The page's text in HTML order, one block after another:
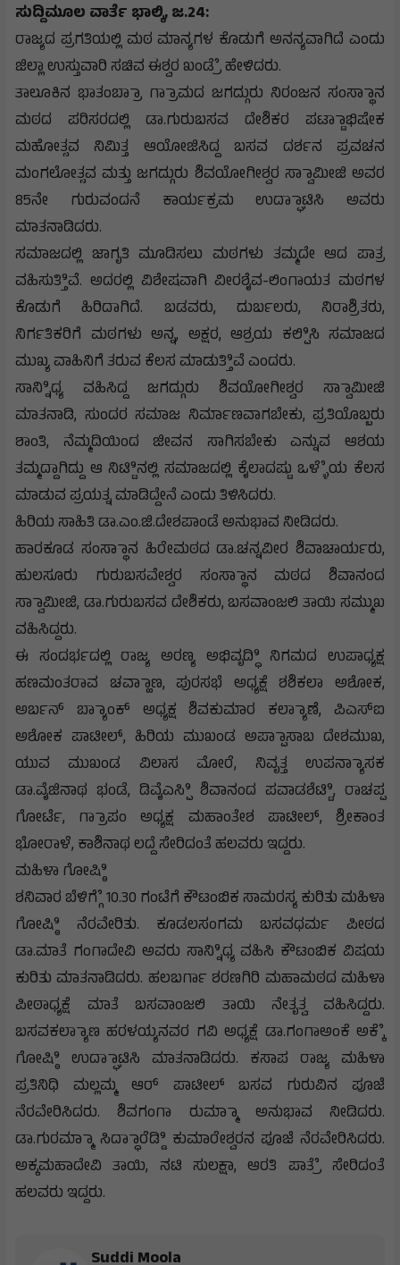
ಸುದ್ದಿಮೂಲ ವಾರ್ತೆ ಭಾಲ್ಕಿ, ಜ.24:
ರಾಜ್ಯದ ಪ್ರಗತಿಯಲ್ಲಿ ಮಠ ಮಾನ್ಯಗಳ ಕೊಡುಗೆ ಅನನ್ಯವಾಗಿದೆ ಎಂದು
ಜಿಲ್ಲಾ ಉಸ್ತುವಾರಿ ಸಚಿವ ಈಶ್ವರ ಖಂಡ್ರೆೆ ಹೇಳಿದರು.
ತಾಲೂಕಿನ ಭಾತಂಬ್ರಾಾ ಗ್ರಾಾಮದ ಜಗದ್ಗುರು ನಿರಂಜನ ಸಂಸ್ಥಾಾನ
ಮಠದ ಪರಿಸರದಲ್ಲಿ ಡಾ.ಗುರುಬಸವ ದೇಶಿಕರ ಪಟ್ಟಾಾಭಿಷೇಕ
ಮಹೋತ್ಸವ ನಿಮಿತ್ತ ಆಯೋಜಿಸಿದ್ದ ಬಸವ ದರ್ಶನ ಪ್ರವಚನ
ಮಂಗಲೋತ್ಸವ ಮತ್ತು ಜಗದ್ಗುರು ಶಿವಯೋಗೀಶ್ವರ ಸ್ವಾಾಮೀಜಿ ಅವರ
85ನೇ ಗುರುವಂದನೆ ಕಾರ್ಯಕ್ರಮ ಉದ್ಘಾಾಟಿಸಿ ಅವರು
ಮಾತನಾಡಿದರು.
ಸಮಾಜದಲ್ಲಿ ಜಾಗೃತಿ ಮೂಡಿಸಲು ಮಠಗಳು ತಮ್ಮದೇ ಆದ ಪಾತ್ರ
ವಹಿಸುತ್ತಿಿವೆ. ಅದರಲ್ಲಿ ವಿಶೇಷವಾಗಿ ವೀರಶೈವ-ಲಿಂಗಾಯತ ಮಠಗಳ
ಕೊಡುಗೆ ಹಿರಿದಾಗಿದೆ. ಬಡವರು, ದುರ್ಬಲರು, ನಿರಾಶ್ರಿತರು,
ನಿರ್ಗತಿಕರಿಗೆ ಮಠಗಳು ಅನ್ನ, ಅಕ್ಷರ, ಆಶ್ರಯ ಕಲ್ಪಿಿಸಿ ಸಮಾಜದ
ಮುಖ್ಯ ವಾಹಿನಿಗೆ ತರುವ ಕೆಲಸ ಮಾಡುತ್ತಿಿವೆ ಎಂದರು.
ಸಾನ್ನಿಿಧ್ಯ ವಹಿಸಿದ್ದ ಜಗದ್ಗುರು ಶಿವಯೋಗೀಶ್ವರ ಸ್ವಾಾಮೀಜಿ
ಮಾತನಾಡಿ, ಸುಂದರ ಸಮಾಜ ನಿರ್ಮಾಣವಾಗಬೇಕು, ಪ್ರತಿಯೊಬ್ಬರು
ಶಾಂತಿ, ನೆಮ್ಮದಿಯಿಂದ ಜೀವನ ಸಾಗಿಸಬೇಕು ಎನ್ನುವ ಆಶಯ
ತಮ್ಮದ್ದಾಗಿದ್ದು ಆ ನಿಟ್ಟಿಿನಲ್ಲಿ ಸಮಾಜದಲ್ಲಿ ಕೈಲಾದಷ್ಟು ಒಳ್ಳೆೆಯ ಕೆಲಸ
ಮಾಡುವ ಪ್ರಯತ್ನ ಮಾಡಿದ್ದೇನೆ ಎಂದು ತಿಳಿಸಿದರು.
ಹಿರಿಯ ಸಾಹಿತಿ ಡಾ.ಎಂ.ಜಿ.ದೇಶಪಾಂಡೆ ಅನುಭಾವ ನೀಡಿದರು.
ಹಾರಕೂಡ ಸಂಸ್ಥಾಾನ ಹಿರೇಮಠದ ಡಾ.ಚನ್ನವೀರ ಶಿವಾಚಾರ್ಯರು,
ಹುಲಸೂರು ಗುರುಬಸವೇಶ್ವರ ಸಂಸ್ಥಾಾನ ಮಠದ ಶಿವಾನಂದ
ಸ್ವಾಾಮೀಜಿ, ಡಾ.ಗುರುಬಸವ ದೇಶಿಕರು, ಬಸವಾಂಜಲಿ ತಾಯಿ ಸಮ್ಮುಖ
ವಹಿಸಿದ್ದರು.
ಈ ಸಂದರ್ಭದಲ್ಲಿ ರಾಜ್ಯ ಅರಣ್ಯ ಅಭಿವೃದ್ಧಿಿ ನಿಗಮದ ಉಪಾಧ್ಯಕ್ಷ
ಹಣಮಂತರಾವ ಚವ್ಹಾಾಣ, ಪುರಸಭೆ ಅಧ್ಯಕ್ಷೆ ಶಶಿಕಲಾ ಅಶೋಕ,
ಅರ್ಬನ್ ಬ್ಯಾಾಂಕ್ ಅಧ್ಯಕ್ಷ ಶಿವಕುಮಾರ ಕಲ್ಯಾಾಣೆ, ಪಿಎಸ್‌ಐ
ಅಶೋಕ ಪಾಟೀಲ್, ಹಿರಿಯ ಮುಖಂಡ ಅಪ್ಪಾಾಸಾಬ ದೇಶಮುಖ,
ಯುವ ಮುಖಂಡ ವಿಲಾಸ ಮೋರೆ, ನಿವೃತ್ತ ಉಪನ್ಯಾಾಸಕ
ಡಾ.ವೈಜಿನಾಥ ಭಂಡೆ, ಡಿವೈಎಸ್ಪಿಿ ಶಿವಾನಂದ ಪವಾಡಶೆಟ್ಟಿಿ, ರಾಚಪ್ಪ
ಗೋರ್ಟೆ, ಗ್ರಾಾಪಂ ಅಧ್ಯಕ್ಷ ಮಹಾಂತೇಶ ಪಾಟೀಲ್, ಶ್ರೀಕಾಂತ
ಭೋರಾಳೆ, ಕಾಶಿನಾಥ ಲದ್ದೆ ಸೇರಿದಂತೆ ಹಲವರು ಇದ್ದರು.
ಮಹಿಳಾ ಗೋಷ್ಠಿಿ
ಶನಿವಾರ ಬೆಳಿಗ್ಗೆೆ 10.30 ಗಂಟೆಗೆ ಕೌಟಂಬಿಕ ಸಾಮರಸ್ಯ ಕುರಿತು ಮಹಿಳಾ
ಗೋಷ್ಠಿಿ ನೆರವೇರಿತು. ಕೂಡಲಸಂಗಮ ಬಸವಧರ್ಮ ಪೀಠದ
ಡಾ.ಮಾತೆ ಗಂಗಾದೇವಿ ಅವರು ಸಾನ್ನಿಿಧ್ಯ ವಹಿಸಿ ಕೌಟಂಬಿಕ ವಿಷಯ
ಕುರಿತು ಮಾತನಾಡಿದರು. ಹಲಬರ್ಗಾ ಶರಣಗಿರಿ ಮಹಾಮಠದ ಮಹಿಳಾ
ಪೀಠಾಧ್ಯಕ್ಷೆ ಮಾತೆ ಬಸವಾಂಜಲಿ ತಾಯಿ ನೇತೃತ್ವ ವಹಿಸಿದ್ದರು.
ಬಸವಕಲ್ಯಾಾಣ ಹರಳಯ್ಯನವರ ಗವಿ ಅಧ್ಯಕ್ಷೆ ಡಾ.ಗಂಗಾಅಂಕೆ ಅಕ್ಕೆೆ
ಗೋಷ್ಠಿಿ ಉದ್ಘಾಾಟಿಸಿ ಮಾತನಾಡಿದರು. ಕಸಾಪ ರಾಜ್ಯ ಮಹಿಳಾ
ಪ್ರತಿನಿಧಿ ಮಲ್ಲಮ್ಮ ಆರ್ ಪಾಟೀಲ್ ಬಸವ ಗುರುವಿನ ಪೂಜೆ
ನೆರವೇರಿಸಿದರು. ಶಿವಗಂಗಾ ರುಮ್ಮಾಾ ಅನುಭಾವ ನೀಡಿದರು.
ಡಾ.ಗುರಮ್ಮಾಾ ಸಿದ್ಧಾಾರೆಡ್ಡಿಿ ಕುಮಾರೇಶ್ವರನ ಪೂಜೆ ನೆರವೇರಿಸಿದರು.
ಅಕ್ಕಮಹಾದೇವಿ ತಾಯಿ, ನಟಿ ಸುಲಕ್ಷಾ, ಆರತಿ ಪಾತ್ರೆೆ ಸೇರಿದಂತೆ
ಹಲವರು ಇದ್ದರು.
Suddi Moola